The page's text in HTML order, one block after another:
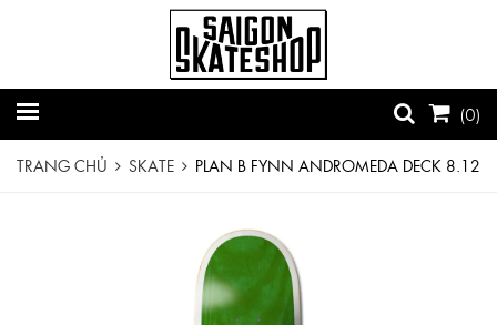
(0)
TRANG CHỦ SKATE PLAN B FYNN ANDROMEDA DECK 8.12